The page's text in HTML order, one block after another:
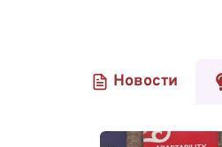
Новости